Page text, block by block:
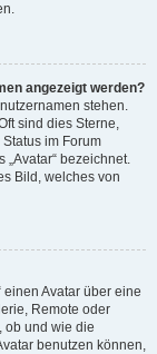
angezeigt werden?
stehen.
sind dies Sterne,
im Forum
bezeichnet.
Bild, welches von
einen Avatar über eine
Remote oder
ob und wie die
benutzen können,